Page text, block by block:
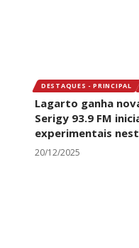
DESTAQUES - PRINCIPAL
Lagarto ganha
Serigy 93.9 FM
experimentais
20/12/2025